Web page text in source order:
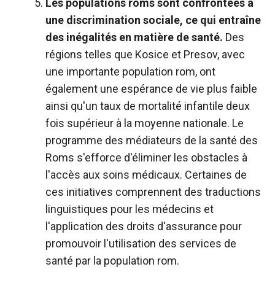
Les populations roms sont confrontées à
une discrimination sociale, ce qui entraîne
des inégalités en matière de santé. Des
régions telles que Kosice et Presov, avec
une importante population rom, ont
également une espérance de vie plus faible
ainsi qu'un taux de mortalité infantile deux
fois supérieur à la moyenne nationale. Le
programme des médiateurs de la santé des
Roms s'efforce d'éliminer les obstacles à
l'accès aux soins médicaux. Certaines de
ces initiatives comprennent des traductions
linguistiques pour les médecins et
l'application des droits d'assurance pour
promouvoir l'utilisation des services de
santé par la population rom.